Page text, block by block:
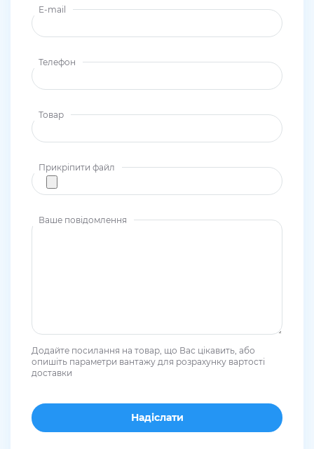
E-mail
Телефон
Товар
Прикріпити файл
Ваше повідомлення
Додайте посилання на товар, що Вас цікавить, або
опишіть параметри вантажу для розрахунку вартості
доставки